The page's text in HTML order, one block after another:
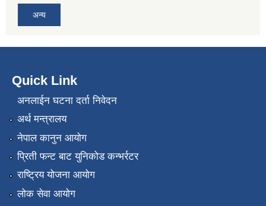
अन्य
Quick Link
अनलाईन घटना दर्ता निवेदन
अर्थ मन्त्रालय
नेपाल कानुन आयोग
प्रिती फन्ट बाट युनिकोड कन्भर्रटर
राष्ट्रिय योजना आयोग
लोक सेवा आयोग